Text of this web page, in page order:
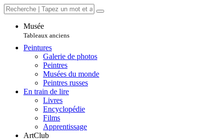
Musée
Tableaux anciens
Peintures
Galerie de photos
Peintres
Musées du monde
Peintres russes
En train de lire
Livres
Encyclopédie
Films
Apprentissage
ArtClub